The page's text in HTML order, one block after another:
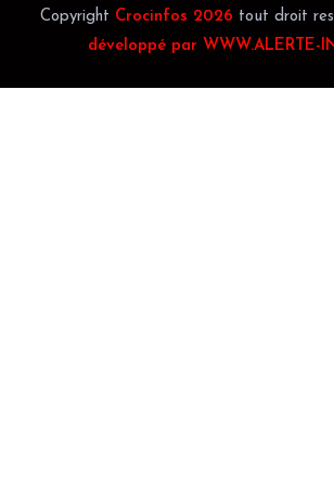
Copyright Crocinfos 2026 tout droit
développé par WWW.ALERTE-